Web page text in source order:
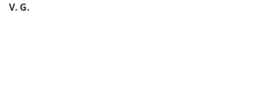
V. G.